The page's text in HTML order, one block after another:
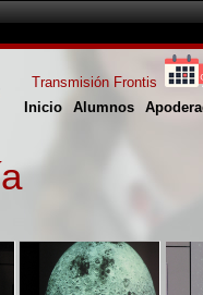
Inicio Alumnos
Transmisión Frontis